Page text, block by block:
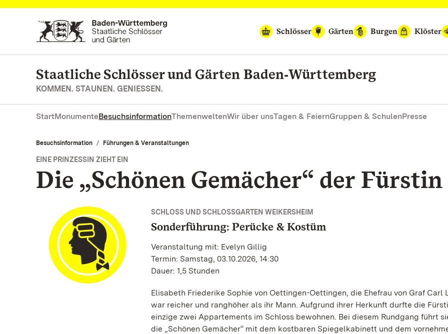
Zum Hauptinhalt springen
Schlösser
Gärten Burgen Klöster
Staatliche Schlösser und Gärten Baden‑Württemberg
KOMMEN. STAUNEN. GENIESSEN.
StartMonumenteBesuchsinformationThemenweltenWir über unsTagen & FeiernGruppen & SchulenPresse
Besuchsinformation Führungen & Veranstaltungen
EINE PRINZESSIN ZIEHT EIN
Die „Schönen Gemächer“ der Fürstin
SCHLOSS UND SCHLOSSGARTEN WEIKERSHEIM
Sonderführung: Perücke & Kostüm
Veranstaltung mit: Evelyn Gillig
Termin: Samstag, 03.10.2026, 14:30
Dauer: 1,5 Stunden
Elisabeth Friederike Sophie von Oettingen-Oettingen, die Ehefrau von Graf Carl
war reicher und ranghöher als ihr Mann. Aufgrund ihrer Herkunft durfte die
einzige zwei Appartements im Schloss bewohnen. Bei diesem Rundgang führt
die „Schönen Gemächer“ mit dem kostbaren Spiegelkabinett und dem